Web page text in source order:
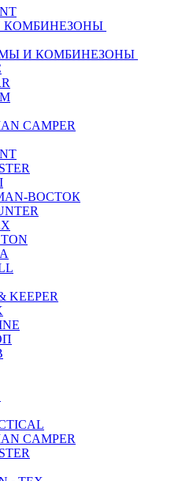
И КОМБИНЕЗОНЫ
CAMPER
ВОСТОК
KEEPER
CAMPER